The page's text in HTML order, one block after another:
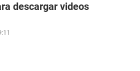
descargar videos